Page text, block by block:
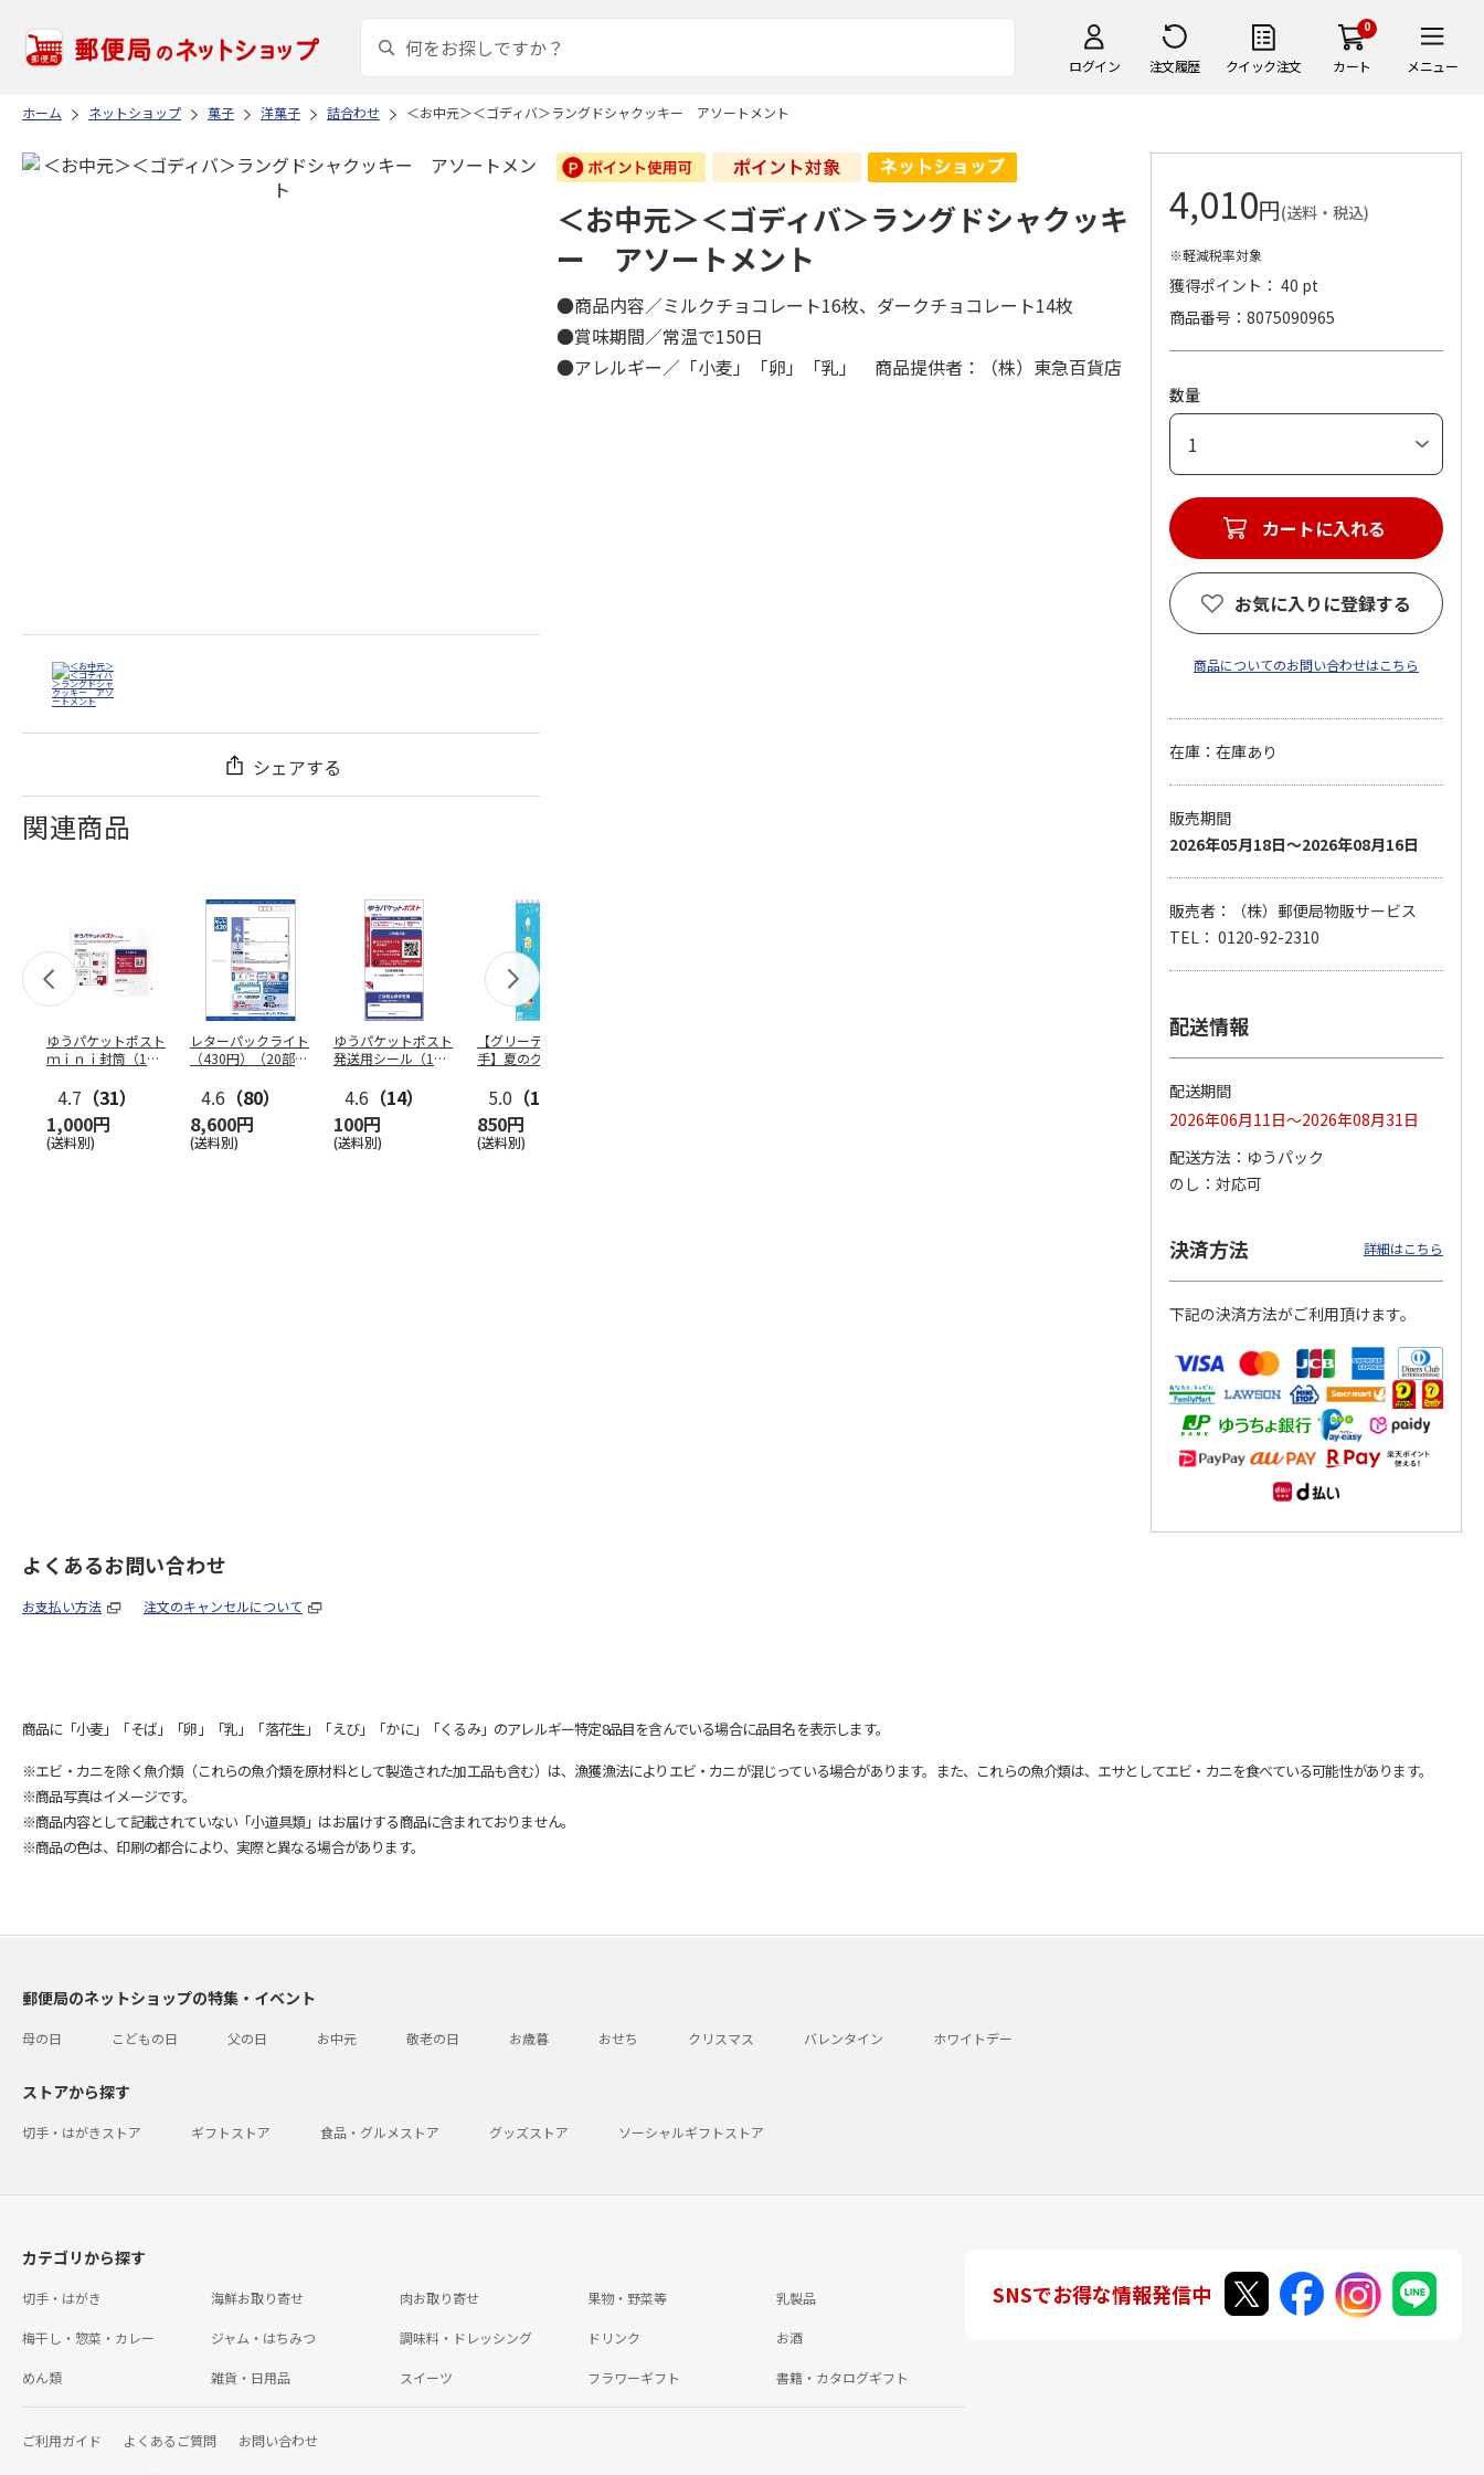
ログイン 注文履歴 クイック注文
0
カート メニュー
ホーム ネットショップ 菓子 洋菓子 詰合わせ ＜お中元＞＜ゴディバ＞ラングドシャクッキー アソートメント
シェアする
関連商品
ゆうパケットポスト
ｍｉｎｉ封筒（1個
4.7 （31）
1,000円
(送料別)
レターパックライト
（430円）（20部セ
4.6 （80）
8,600円
(送料別)
ゆうパケットポスト
発送用シール（1個
4.6 （14）
100円
(送料別)
【グリーティング切
手】夏のグリーティ
5.0 （10）
850円
(送料別)
手】ハッピーグリー
【グリーティング切
手】グリーティング
円…
4.8（11）
5,500円
通切手・千鳥（1シ
11,000円
＜お中元＞＜ゴディバ＞ラングドシャクッキ
ー アソートメント
●商品内容／ミルクチョコレート16枚、ダークチョコレート14枚
●賞味期間／常温で150日
●アレルギー／「小麦」「卵」「乳」 商品提供者：（株）東急百貨店
4,010円(送料・税込)
※軽減税率対象
獲得ポイント： 40 pt
商品番号
8075090965
数量
カートに入れる
お気に入りに登録する
商品についてのお問い合わせはこちら
在庫：在庫あり
販売期間
2026年05月18日～2026年08月16日
販売者：（株）郵便局物販サービス
TEL： 0120-92-2310
配送情報
配送期間
2026年06月11日～2026年08月31日
配送方法
ゆうパック
のし
対応可
決済方法 詳細はこちら
下記の決済方法がご利用頂けます。
よくあるお問い合わせ
お支払い方法 注文のキャンセルについて
商品に「小麦」「そば」「卵」「乳」「落花生」「えび」「かに」「くるみ」のアレルギー特定8品目を含んでいる場合に品目名を表示します。
※エビ・カニを除く魚介類（これらの魚介類を原材料として製造された加工品も含む）は、漁獲漁法によりエビ・カニが混じっている場合があります。また、これらの魚介類は、エサとしてエビ・カニを食べている可能性があります。
※商品写真はイメージです。
※商品内容として記載されていない「小道具類」はお届けする商品に含まれておりません。
※商品の色は、印刷の都合により、実際と異なる場合があります。
郵便局のネットショップの特集・イベント
母の日 こどもの日 父の日 お中元 敬老の日 お歳暮 おせち クリスマス バレンタイン ホワイトデー
ストアから探す
切手・はがきストア ギフトストア 食品・グルメストア グッズストア ソーシャルギフトストア
カテゴリから探す
切手・はがき 海鮮お取り寄せ 肉お取り寄せ 果物・野菜等 乳製品
梅干し・惣菜・カレー ジャム・はちみつ 調味料・ドレッシング ドリンク お酒
めん類 雑貨・日用品 スイーツ フラワーギフト 書籍・カタログギフト
ご利用ガイド よくあるご質問 お問い合わせ
SNSでお得な情報発信中